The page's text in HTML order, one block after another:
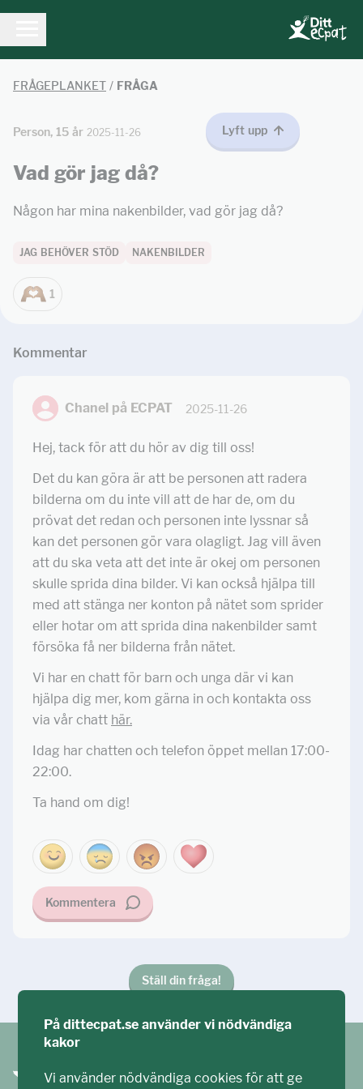
FRÅGEPLANKET / FRÅGA
Person, 15 år 2025-11-26 Lyft upp
Vad gör jag då?
Någon har mina nakenbilder, vad gör jag då?
JAG BEHÖVER STÖD NAKENBILDER
1
Kommentar
Chanel på ECPAT 2025-11-26
Hej, tack för att du hör av dig till oss!
Det du kan göra är att be personen att radera
bilderna om du inte vill att de har de, om du
prövat det redan och personen inte lyssnar så
kan det personen gör vara olagligt. Jag vill även
att du ska veta att det inte är okej om personen
skulle sprida dina bilder. Vi kan också hjälpa till
med att stänga ner konton på nätet som sprider
eller hotar om att sprida dina nakenbilder samt
försöka få ner bilderna från nätet.
Vi har en chatt för barn och unga där vi kan
hjälpa dig mer, kom gärna in och kontakta oss
via vår chatt här.
Idag har chatten och telefon öppet mellan 17:00-
22:00.
Ta hand om dig!
Kommentera
Ställ din fråga!
På dittecpat.se använder vi nödvändiga
kakor
Vi använder nödvändiga cookies för att ge